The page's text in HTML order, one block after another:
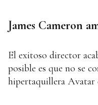
James Cameron
El exitoso director
posible es que no se
hipertaquillera